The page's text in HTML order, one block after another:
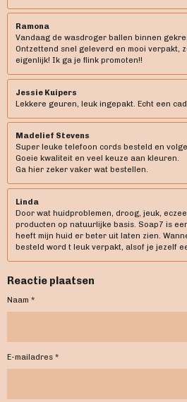
Ramona
Vandaag de wasdroger ballen binnen
Ontzettend snel geleverd en mooi verpakt,
eigenlijk! Ik ga je flink promoten!!
Jessie Kuipers
Lekkere geuren, leuk ingepakt. Echt een
Madelief Stevens
Super leuke telefoon cords besteld en
Goeie kwaliteit en veel keuze aan kleuren.
Ga hier zeker vaker wat bestellen.
Linda
Door wat huidproblemen, droog, jeuk,
producten op natuurlijke basis. Soap7 is
heeft mijn huid er beter uit laten zien.
besteld word t leuk verpakt, alsof je jezelf
Reactie plaatsen
Naam *
E-mailadres *